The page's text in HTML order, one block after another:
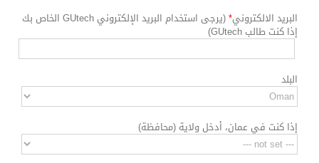
البريد الالكتروني* (يرجى استخدام البريد الإلكتروني GUtech الخاص بك
إذا كنت طالب GUtech)
البلد
إذا كنت في عمان، أدخل ولاية (محافظة)